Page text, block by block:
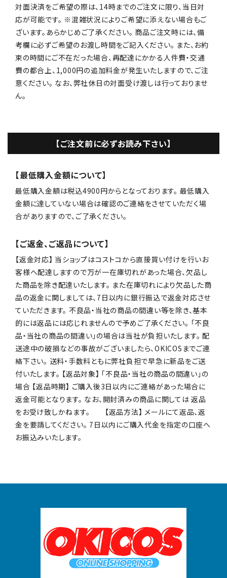
対面決済をご希望の際は、14時までのご注文に限り、当日対
応が可能です。 ※混雑状況によりご希望に添えない場合もご
ざいます。あらかじめご了承ください。 商品ご注文時には、備
考欄に必ずご希望のお渡し時間をご記入ください。 また、お約
束の時間にご不在だった場合、再配達にかかる人件費・交通
費の都合上、1,000円の追加料金が発生いたしますので、ご注
意ください。 なお、弊社休日の対面受け渡しは行っておりませ
ん。
【ご注文前に必ずお読み下さい】
【最低購入金額について】
最低購入金額は税込4900円からとなっております。 最低購入
金額に達していない場合は確認のご連絡をさせていただく場
合がありますので、ご了承ください。
【ご返金、ご返品について】
【返金対応】 当ショップはコストコから直接買い付けを行いお
客様へ配達しますので万が一在庫切れがあった場合、欠品し
た商品を除き配達いたします。 また在庫切れにより欠品した商
品の返金に関しましては、7日以内に銀行振込で返金対応させ
ていただきます。 不良品・当社の商品の間違い等を除き、基本
的には返品には応じれませんので予めご了承ください。 「不良
品・当社の商品の間違い」の場合は当社が負担いたします。 配
送途中の破損などの事故がございましたら、OKICOSまでご連
絡下さい。 送料・手数料ともに弊社負担で早急に新品をご送
付いたします。 【返品対象】 「不良品・当社の商品の間違い」の
場合 【返品時期】 ご購入後3日以内にご連絡があった場合に
返金可能となります。 なお、開封済みの商品に関しては 返品
をお受け致しかねます。 【返品方法】 メールにて返品、返
金を要請してください。 7日以内にご購入代金を指定の口座へ
お振込みいたします。